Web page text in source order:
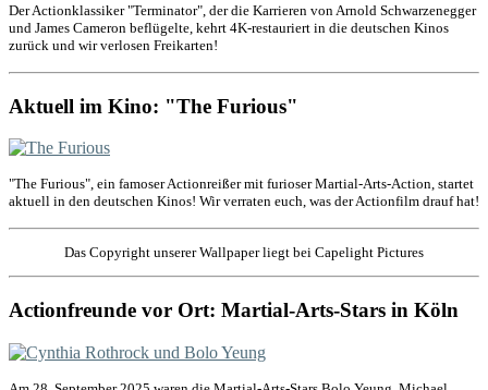
Der Actionklassiker "Terminator", der die Karrieren von Arnold Schwarzenegger
und James Cameron beflügelte, kehrt 4K-restauriert in die deutschen Kinos
zurück und wir verlosen Freikarten!
Aktuell im Kino: "The Furious"
"The Furious", ein famoser Actionreißer mit furioser Martial-Arts-Action, startet
aktuell in den deutschen Kinos! Wir verraten euch, was der Actionfilm drauf hat!
Das Copyright unserer Wallpaper liegt bei Capelight Pictures
Actionfreunde vor Ort: Martial-Arts-Stars in Köln